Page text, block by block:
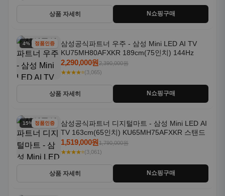
상품 자세히 N쇼핑구매
4% 할인정품인증
삼성공식파트너 우주 - 삼성 Mini LED AI TV
KU75MH80AFXKR 189cm(75인치) 144Hz
2,290,000원2,390,000원
★★★★⭐(3,065)
상품 자세히 N쇼핑구매
15% 할인정품인증
삼성공식파트너 디지털마트 - 삼성 Mini LED AI
TV 163cm(65인치) KU65MH75AFXKR 스탠드
1,519,000원1,790,000원
★★★★⭐(3,061)
상품 자세히 N쇼핑구매